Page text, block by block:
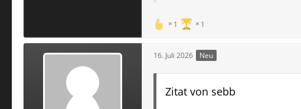
1 1
16. Juli 2026 Neu
Zitat von sebb